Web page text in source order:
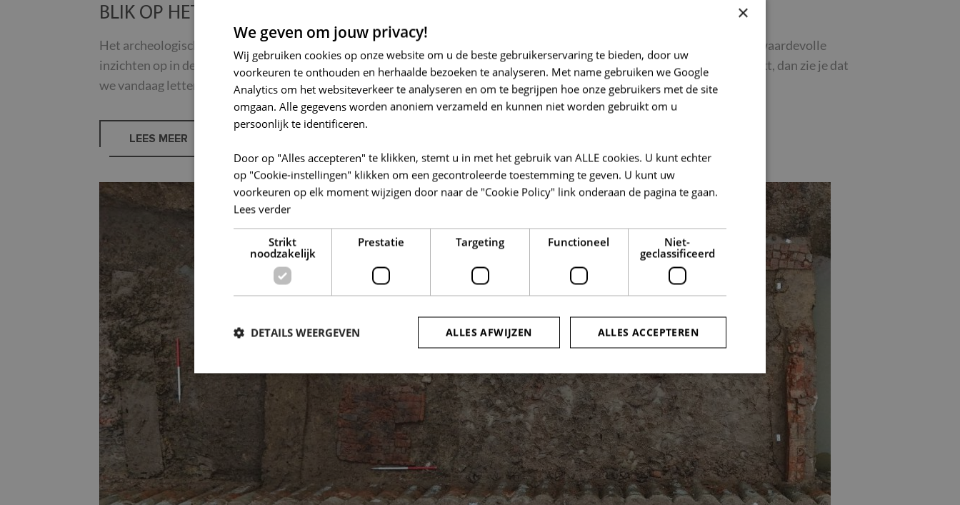
BLIK OP HET VERLEDEN, BOUWSTEEN VOOR DE TOEKOMST
Het archeologisch onderzoek vormt een belangrijke stap in de voorbereiding van de geplande werken. Tegelijk levert het waardevolle
inzichten op in de ontwikkeling van Ninove en haar relatie met de Dender doorheen de eeuwen. Als je de foto’s goed bekijkt, dan zie je dat
we vandaag letterlijk bovenop ons verleden wonen.
LEES MEER
×
We geven om jouw privacy!
Wij gebruiken cookies op onze website om u de beste gebruikerservaring te bieden, door uw
voorkeuren te onthouden en herhaalde bezoeken te analyseren. Met name gebruiken we Google
Analytics om het websiteverkeer te analyseren en om te begrijpen hoe onze gebruikers met de site
omgaan. Alle gegevens worden anoniem verzameld en kunnen niet worden gebruikt om u
persoonlijk te identificeren.
Door op "Alles accepteren" te klikken, stemt u in met het gebruik van ALLE cookies. U kunt echter
op "Cookie-instellingen" klikken om een gecontroleerde toestemming te geven. U kunt uw
voorkeuren op elk moment wijzigen door naar de "Cookie Policy" link onderaan de pagina te gaan.
Lees verder
Strikt
noodzakelijk
Prestatie Targeting Functioneel
Niet-
geclassificeerd
ALLES ACCEPTEREN
ALLES AFWIJZEN
DETAILS WEERGEVEN
Strikt noodzakelijk Prestatie Targeting Functioneel Niet-geclassificeerd
Strikt noodzakelijke cookies maken de kernfunctionaliteiten van de website mogelijk, zoals gebruikersaanmelding en
accountbeheer. De website kan niet goed worden gebruikt zonder de strikt noodzakelijke cookies.
Aanbieder /
Domein
Vervaldatum Omschrijving
CookieScriptConsent
CookieScript
4 weken 2
Deze cookie wordt gebruikt door de Cookie-Script.com-service